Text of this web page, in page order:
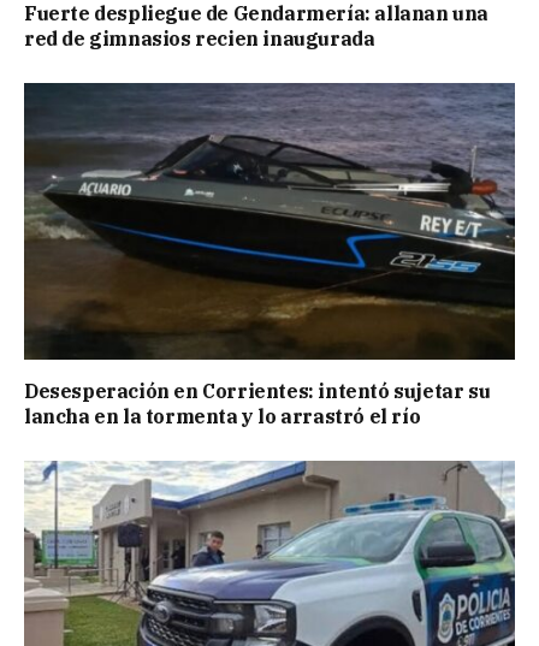
Fuerte despliegue de Gendarmería: allanan una
red de gimnasios recien inaugurada
Desesperación en Corrientes: intentó sujetar su
lancha en la tormenta y lo arrastró el río